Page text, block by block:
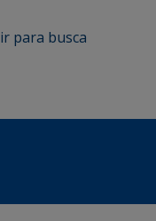
ir para busca